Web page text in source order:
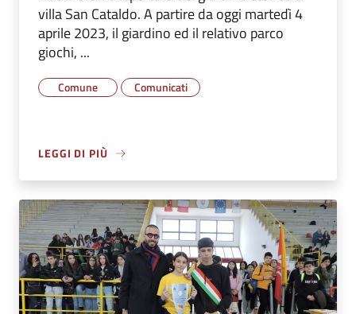
villa San Cataldo. A partire da oggi martedì 4
aprile 2023, il giardino ed il relativo parco
giochi, ...
Comune Comunicati
LEGGI DI PIÙ